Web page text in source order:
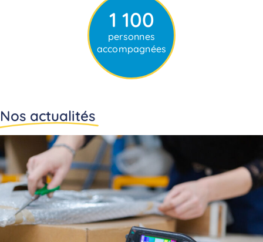
1 100
personnes
accompagnées
Nos actualités